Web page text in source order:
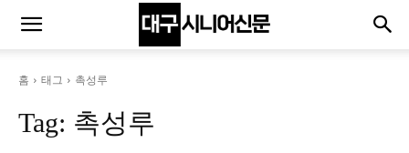
홈 태그 촉성루
Tag: 촉성루